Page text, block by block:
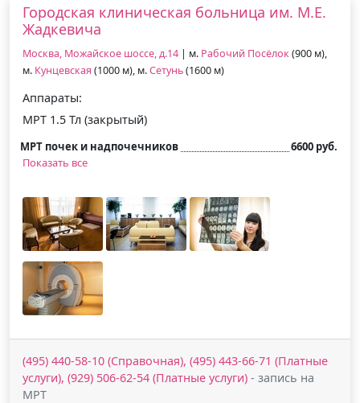
Городская клиническая больница им. М.Е.
Жадкевича
Москва, Можайское шоссе, д.14 | м. Рабочий Посёлок(900 м),
м. Кунцевская (1000 м), м.Сетунь(1600 м)
Аппараты:
МРТ 1.5 Тл (закрытый)
МРТ почек и надпочечников
6600 руб.
Показать все
(495) 440-58-10 (Справочная), (495) 443-66-71 (Платные
услуги), (929) 506-62-54 (Платные услуги) - запись на
МРТ